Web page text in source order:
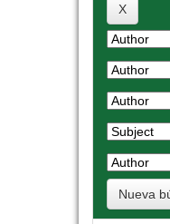
Nueva